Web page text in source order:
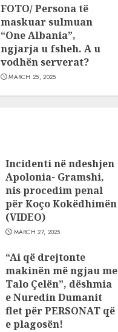
FOTO/ Persona të
maskuar sulmuan
“One Albania”,
ngjarja u fsheh. A u
vodhën serverat?
MARCH 25, 2025
Incidenti në ndeshjen
Apolonia- Gramshi,
nis procedim penal
për Koço Kokëdhimën
(VIDEO)
MARCH 27, 2025
“Ai që drejtonte
makinën më ngjau me
Talo Çelën”, dëshmia
e Nuredin Dumanit
flet për PERSONAT që
e plagosën!